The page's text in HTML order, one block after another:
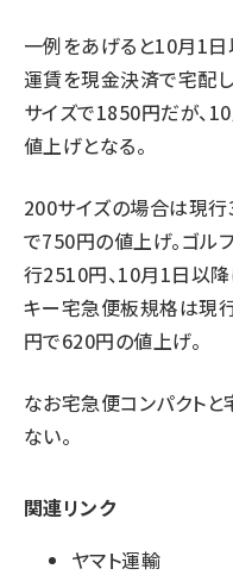
一例をあげると10月1
運賃を現金決済で宅配
サイズで1850円だが、
値上げとなる。
200サイズの場合は現
で750円の値上げ。ゴル
行2510円、10月1日以
キー宅急便板規格は現
円で620円の値上げ。
なお宅急便コンパクト
ない。
関連リンク
ヤマト運輸